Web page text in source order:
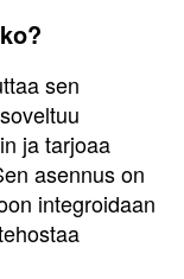
sen
ja tarjoaa
asennus on
integroidaan